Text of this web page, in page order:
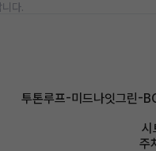
다.
투톤루프-미드나잇그린-
시
주